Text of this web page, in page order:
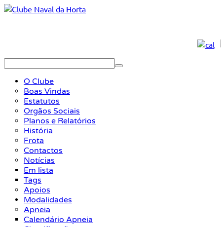
O Clube
Boas Vindas
Estatutos
Orgãos Sociais
Planos e Relatórios
História
Frota
Contactos
Notícias
Em lista
Tags
Apoios
Modalidades
Apneia
Calendário Apneia